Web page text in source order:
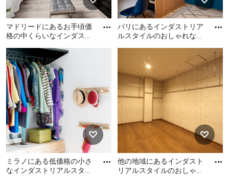
マドリードにあるお手頃価
格の中くらいなインダスト
なフィッティングルーム
(ガ
マドリードにあるお手頃価
格の中くらいなインダスト
リアルスタイルのおしゃれ
なフィッティングルーム (ガ
ラス扉のキャビネット、黒
いキャビネット、ラミネー
トの床、茶色い床) の写真
パリにあるインダストリア
ルスタイルのおしゃれな収
パリにあるインダストリア
ルスタイルのおしゃれな収
納・クローゼットの写真
ミラノにある低価格の小さ
なインダストリアルスタイ
他の地域にあるインダスト
リアルスタイルのおしゃれ